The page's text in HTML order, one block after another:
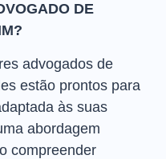
DE
advogados de
estão prontos para
às suas
abordagem
compreender